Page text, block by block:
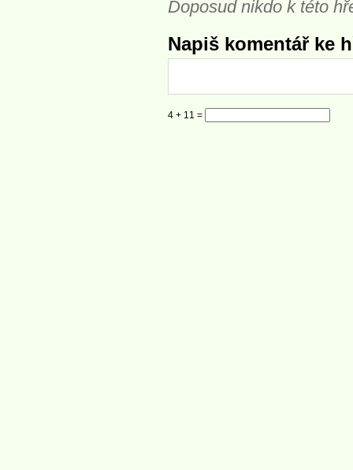
Doposud nikdo k této
Napiš komentář ke
4 + 11 =